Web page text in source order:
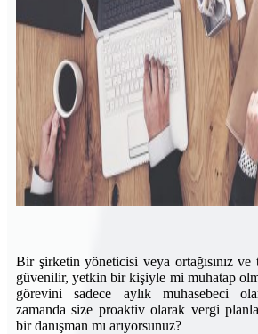
Bir şirketin yöneticisi veya ortağısınız
güvenilir, yetkin bir kişiyle mi muhatap
görevini sadece aylık muhasebeci
zamanda size proaktiv olarak vergi
bir danışman mı arıyorsunuz?